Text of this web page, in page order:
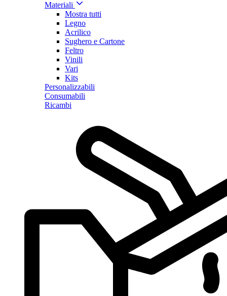
Materiali
Mostra tutti
Legno
Acrilico
Sughero e Cartone
Feltro
Vinili
Vari
Kits
Personalizzabili
Consumabili
Ricambi